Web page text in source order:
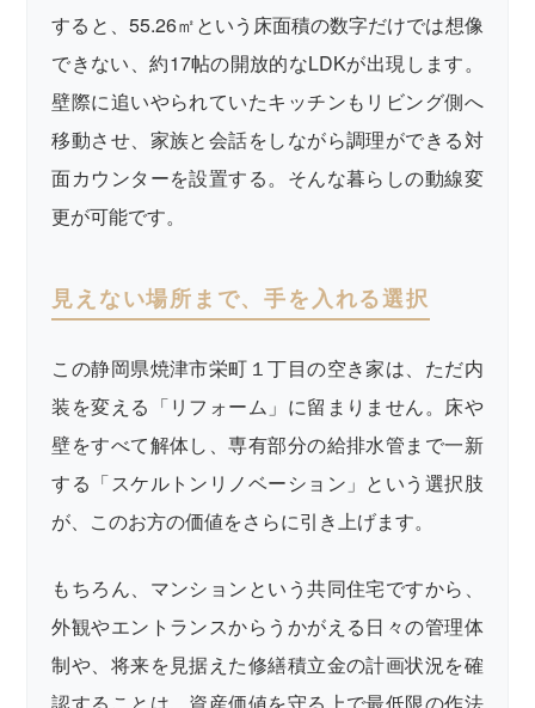
すると、55.26㎡という床面積の数字だけでは想像
できない、約17帖の開放的なLDKが出現します。
壁際に追いやられていたキッチンもリビング側へ
移動させ、家族と会話をしながら調理ができる対
面カウンターを設置する。そんな暮らしの動線変
更が可能です。
見えない場所まで、手を入れる選択
この静岡県焼津市栄町１丁目の空き家は、ただ内
装を変える「リフォーム」に留まりません。床や
壁をすべて解体し、専有部分の給排水管まで一新
する「スケルトンリノベーション」という選択肢
が、このお方の価値をさらに引き上げます。
もちろん、マンションという共同住宅ですから、
外観やエントランスからうかがえる日々の管理体
制や、将来を見据えた修繕積立金の計画状況を確